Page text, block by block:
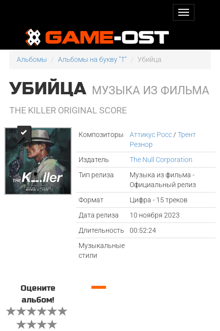
Альбомы Альбомы на букву "T" Убийца
УБИЙЦА МУЗЫКА ИЗ ФИЛЬМА
THE KILLER ORIGINAL SCORE
Композиторы Аттикус Росс /Трент
Резнор
Издатель
The Null Corporation
Тип релиза
Музыка из фильма -
Официальный релиз
Формат
Цифра - 15 треков
Дата релиза
10 ноября 2023
Длительность
00:52:24
Музыкальные
стили
Оцените
альбом!
—